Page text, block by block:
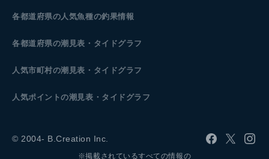
各都道府県の人気魚種の釣果情報
各都道府県の潮見表 ・タイドグラフ
人気市町村の潮見表・タイドグラフ
人気ポイントの潮見表・タイドグラフ
© 2004- B.Creation Inc.
※掲載されているすべての情報の